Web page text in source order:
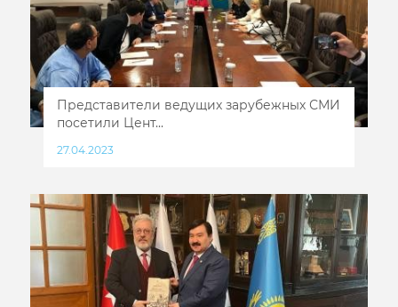
Представители ведущих зарубежных СМИ
посетили Цент...
27.04.2023